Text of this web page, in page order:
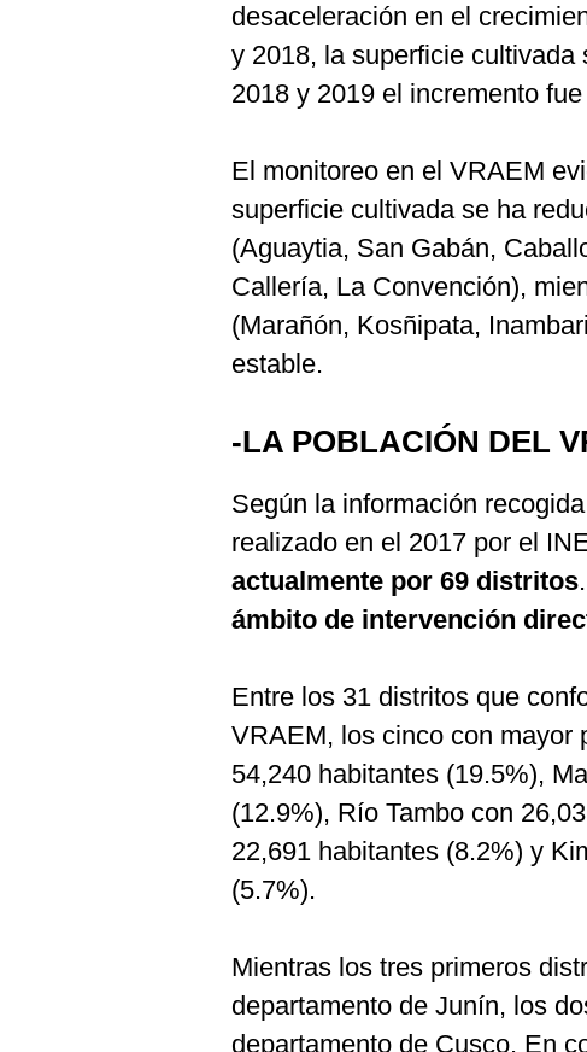
desaceleración en el
y 2018, la superficie
2018 y 2019 el incremento
El monitoreo en el VRAEM
superficie cultivada se ha
(Aguaytia, San Gabán,
Callería, La Convención),
(Marañón, Kosñipata,
estable.
-LA POBLACIÓN DEL
Según la información
realizado en el 2017 por el
actualmente por 69 distritos
ámbito de intervención
Entre los 31 distritos que
VRAEM, los cinco con mayor
54,240 habitantes (19.5%),
(12.9%), Río Tambo con
22,691 habitantes (8.2%) y
(5.7%).
Mientras los tres primeros
departamento de Junín, los
departamento de Cusco. En